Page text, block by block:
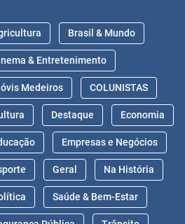
Brasil & Mundo
& Entretenimento
Medeiros COLUNISTAS
Destaque Economia
Empresas e Negócios
Geral Na História
Saúde & Bem-Estar